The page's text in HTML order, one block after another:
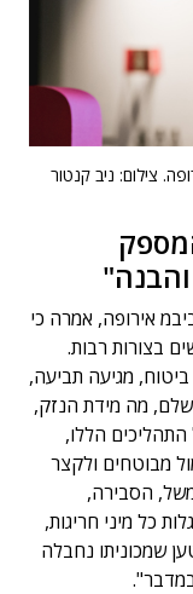
צילום: ניב קנטור
אירופה, אמרה כי
בצורות רבות.
מגיעה תביעה,
מה מידת הנזק,
הללו,
מבוטחים ולקצר
הסבירה,
כל מיני חריגות,
שמכוניתו נחבלה